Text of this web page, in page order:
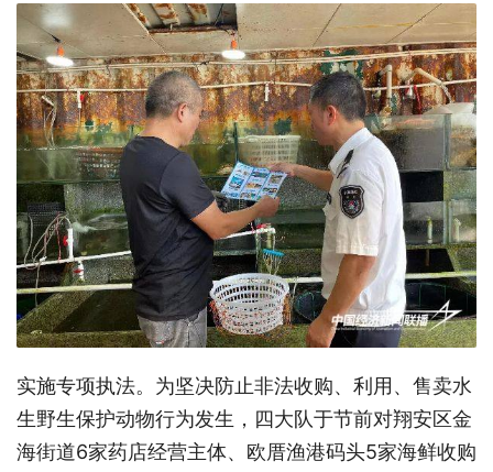
实施专项执法。为坚决防止非法收购、利用、售卖水
生野生保护动物行为发生，四大队于节前对翔安区金
海街道6家药店经营主体、欧厝渔港码头5家海鲜收购